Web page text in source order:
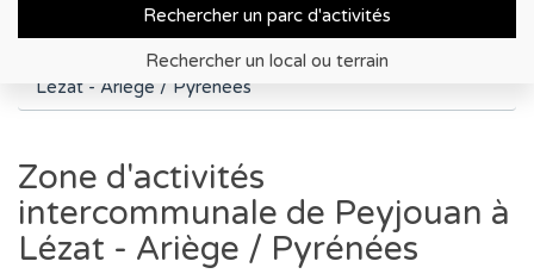
Rechercher un parc d'activités
Rechercher un local ou terrain
Recherche de parc d'activités
Région Occitanie
Zone d'activités intercommunale de Peyjouan à
Lézat - Ariège / Pyrénées
Zone d'activités
intercommunale de Peyjouan à
Lézat - Ariège / Pyrénées